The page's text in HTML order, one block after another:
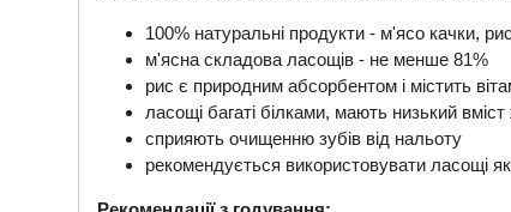
100% натуральні продукти - м'ясо качки, рис
м'ясна складова ласощів - не менше 81%
рис є природним абсорбентом і містить
ласощі багаті білками, мають низький
сприяють очищенню зубів від нальоту
рекомендується використовувати ласощі